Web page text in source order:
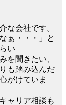
な会社です。
ぁ・・・」と
い
を聞きたい、
も踏み込んだ
がけていま
ャリア相談も